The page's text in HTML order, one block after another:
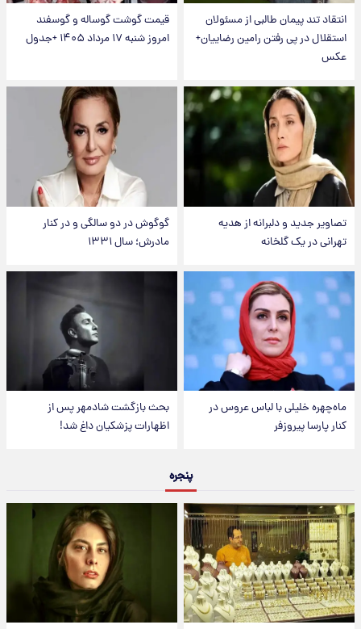
انتقاد تند پیمان طالبی از مسئولان
استقلال در پی رفتن رامین رضاییان+
عکس
قیمت گوشت گوساله و گوسفند
امروز شنبه ۱۷ مرداد ۱۴۰۵ +جدول
تصاویر جدید و دلبرانه از هدیه
تهرانی در یک گلخانه
گوگوش در دو سالگی و در کنار
مادرش؛ سال ۱۳۳۱
ماه‌چهره خلیلی با لباس عروس در
کنار پارسا پیروزفر
بحث بازگشت شادمهر پس از
اظهارات پزشکیان داغ شد!
پنجره